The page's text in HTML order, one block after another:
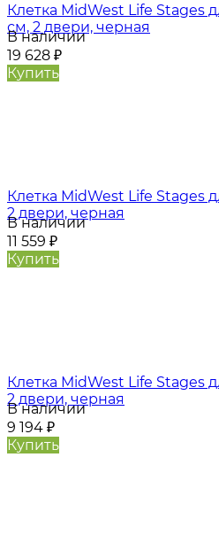
Клетка MidWest Life Stages
см, 2 двери, черная
В наличии
19 628 ₽
Купить
Клетка MidWest Life Stages
2 двери, черная
В наличии
11 559 ₽
Купить
Клетка MidWest Life Stages
2 двери, черная
В наличии
9 194 ₽
Купить